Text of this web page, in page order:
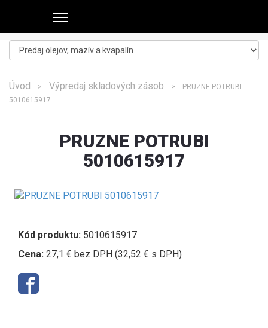
Úvod > Výpredaj skladových zásob > PRUZNE POTRUBI
5010615917
PRUZNE POTRUBI
5010615917
Kód produktu: 5010615917
Cena: 27,1 € bez DPH (32,52 € s DPH)